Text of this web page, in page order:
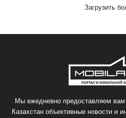
Загрузить
Мы ежедневно предоставляем
Казахстан объективные новости и